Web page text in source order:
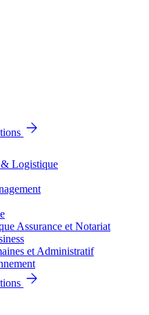
Logistique
Assurance et Notariat
et Administratif